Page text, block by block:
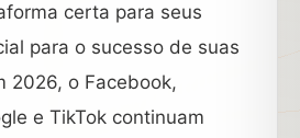
certa para seus
para o sucesso de suas
2026, o Facebook,
e TikTok continuam